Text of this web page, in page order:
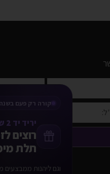
קורה רק פעם בשנה
יריד יד 2 של יזמקו תלת מימד
רוצים
תלת
וגם ליהנות ממבצעים
שלח פרטים